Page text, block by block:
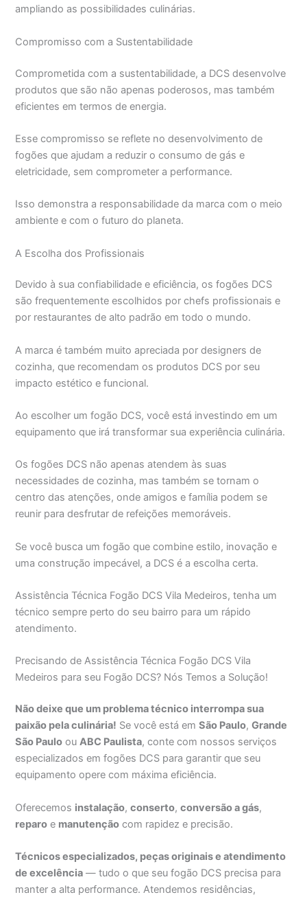
ampliando as possibilidades culinárias.
Compromisso com a Sustentabilidade
Comprometida com a sustentabilidade, a DCS desenvolve
produtos que são não apenas poderosos, mas também
eficientes em termos de energia.
Esse compromisso se reflete no desenvolvimento de
fogões que ajudam a reduzir o consumo de gás e
eletricidade, sem comprometer a performance.
Isso demonstra a responsabilidade da marca com o meio
ambiente e com o futuro do planeta.
A Escolha dos Profissionais
Devido à sua confiabilidade e eficiência, os fogões DCS
são frequentemente escolhidos por chefs profissionais e
por restaurantes de alto padrão em todo o mundo.
A marca é também muito apreciada por designers de
cozinha, que recomendam os produtos DCS por seu
impacto estético e funcional.
Ao escolher um fogão DCS, você está investindo em um
equipamento que irá transformar sua experiência culinária.
Os fogões DCS não apenas atendem às suas
necessidades de cozinha, mas também se tornam o
centro das atenções, onde amigos e família podem se
reunir para desfrutar de refeições memoráveis.
Se você busca um fogão que combine estilo, inovação e
uma construção impecável, a DCS é a escolha certa.
Assistência Técnica Fogão DCS Vila Medeiros, tenha um
técnico sempre perto do seu bairro para um rápido
atendimento.
Precisando de Assistência Técnica Fogão DCS Vila
Medeiros para seu Fogão DCS? Nós Temos a Solução!
Não deixe que um problema técnico interrompa sua
paixão pela culinária! Se você está emSão Paulo,Grande
São Paulo ouABC Paulista, conte com nossos serviços
especializados em fogões DCS para garantir que seu
equipamento opere com máxima eficiência.
Oferecemos instalação,conserto,conversão a gás,
reparo e manutenção com rapidez e precisão.
Técnicos especializados, peças originais e atendimento
de excelência — tudo o que seu fogão DCS precisa para
manter a alta performance. Atendemos residências,